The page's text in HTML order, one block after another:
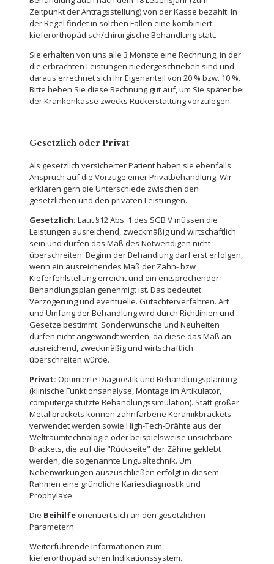
Zeitpunkt der Antragsstellung) von der Kasse bezahlt. In
der Regel findet in solchen Fällen eine kombiniert
kieferorthopädisch/chirurgische Behandlung statt.
Sie erhalten von uns alle 3 Monate eine Rechnung, in der
die erbrachten Leistungen niedergeschrieben sind und
daraus errechnet sich Ihr Eigenanteil von 20 % bzw. 10 %.
Bitte heben Sie diese Rechnung gut auf, um Sie später bei
der Krankenkasse zwecks Rückerstattung vorzulegen.
Gesetzlich oder Privat
Als gesetzlich versicherter Patient haben sie ebenfalls
Anspruch auf die Vorzüge einer Privatbehandlung. Wir
erklären gern die Unterschiede zwischen den
gesetzlichen und den privaten Leistungen.
Gesetzlich: Laut §12 Abs. 1 des SGB V müssen die
Leistungen ausreichend, zweckmäßig und wirtschaftlich
sein und dürfen das Maß des Notwendigen nicht
überschreiten. Beginn der Behandlung darf erst erfolgen,
wenn ein ausreichendes Maß der Zahn- bzw
Kieferfehlstellung erreicht und ein entsprechender
Behandlungsplan genehmigt ist. Das bedeutet
Verzögerung und eventuelle. Gutachterverfahren. Art
und Umfang der Behandlung wird durch Richtlinien und
Gesetze bestimmt. Sonderwünsche und Neuheiten
dürfen nicht angewandt werden, da diese das Maß an
ausreichend, zweckmäßig und wirtschaftlich
überschreiten würde.
Privat: Optimierte Diagnostik und Behandlungsplanung
(klinische Funktionsanalyse, Montage im Artikulator,
computergestützte Behandlungssimulation). Statt großer
Metallbrackets können zahnfarbene Keramikbrackets
verwendet werden sowie High-Tech-Drähte aus der
Weltraumtechnologie oder beispielsweise unsichtbare
Brackets, die auf die "Rückseite" der Zähne geklebt
werden, die sogenannte Lingualtechnik. Um
Nebenwirkungen auszuschließen erfolgt in diesem
Rahmen eine gründliche Kariesdiagnostik und
Prophylaxe.
Die Beihilfe orientiert sich an den gesetzlichen
Parametern.
Weiterführende Informationen zum
kieferorthopädischen Indikationssystem.